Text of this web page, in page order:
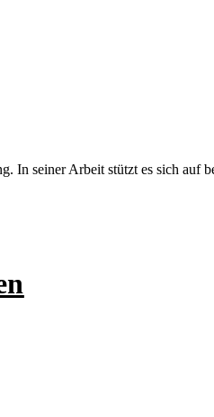
seiner Arbeit stützt es sich auf